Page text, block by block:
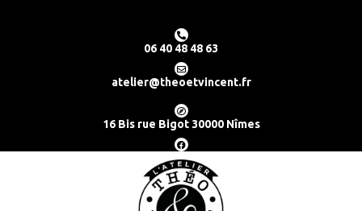
06 40 48 48 63
atelier@theoetvincent.fr
16 Bis rue Bigot 30000 Nîmes